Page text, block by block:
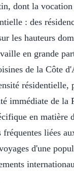
dont la vocation
: des
les hauteurs
en grande
de la Côte
résidentielle,
immédiate de la
en matière
liées
d'une